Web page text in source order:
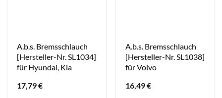
A.b.s. Bremsschlauch
[Hersteller-Nr. SL1034]
für Hyundai, Kia
17,79€
A.b.s. Bremsschlauch
[Hersteller-Nr. SL1038]
für Volvo
16,49€